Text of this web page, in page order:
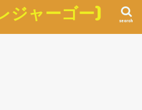
ジャーゴー) search